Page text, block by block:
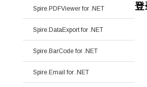
Spire.PDFViewer for .NET
Spire.DataExport for .NET
Spire.BarCode for .NET
Spire.Email for .NET
登